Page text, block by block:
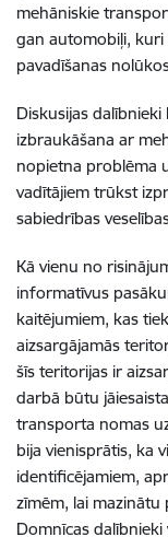
mehāniskie
gan automobiļi, kuri
pavadīšanas
Diskusijas
izbraukāšana ar
nopietna problēma
vadītājiem trūkst
sabiedrības
Kā vienu no
informatīvus
kaitējumiem, kas
aizsargājamās
šīs teritorijas ir
darbā būtu
transporta nomas
bija vienisprātis, ka
identificējamiem,
zīmēm, lai
Domnīcas